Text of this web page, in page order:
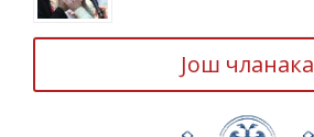
Још чланака